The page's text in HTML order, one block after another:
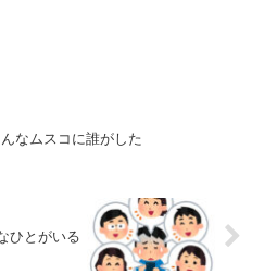
なムスコに誰がした
ひとがいる